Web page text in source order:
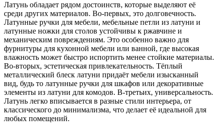
Латунь обладает рядом достоинств, которые выделяют её
среди других материалов. Во-первых, это долговечность.
Латунные ручки для мебели, мебельные петли из латуни и
латунные ножки для столов устойчивы к ржавчине и
механическим повреждениям. Это особенно важно для
фурнитуры для кухонной мебели или ванной, где высокая
влажность может быстро испортить менее стойкие материалы.
Во-вторых, эстетическая привлекательность. Тёплый
металлический блеск латуни придаёт мебели изысканный
вид, будь то латунные ручки для шкафов или декоративные
элементы из латуни для комодов. В-третьих, универсальность.
Латунь легко вписывается в разные стили интерьера, от
классического до минимализма, что делает её идеальной для
любых помещений.